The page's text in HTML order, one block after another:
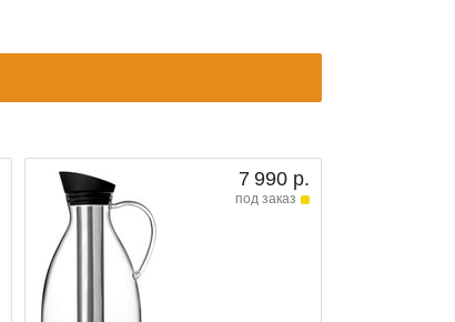
7 990 р.
под заказ